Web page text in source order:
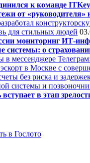
к команде
от «руководителя»
для стильных людей
мониторинг ИТ-
о
мессенджере
в Москве с
без риска и
системы и
в этап
в Гослото